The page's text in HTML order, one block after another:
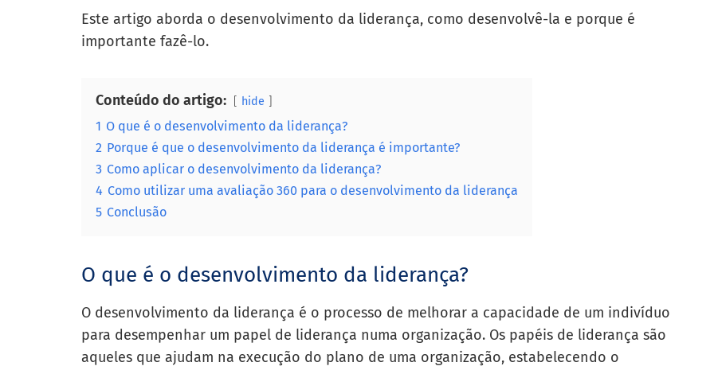
Este artigo aborda o desenvolvimento da liderança, como desenvolvê-la e porque é
importante fazê-lo.
Conteúdo do artigo: hide
1 O que é o desenvolvimento da liderança?
2 Porque é que o desenvolvimento da liderança é importante?
3 Como aplicar o desenvolvimento da liderança?
4 Como utilizar uma avaliação 360 para o desenvolvimento da liderança
5 Conclusão
O que é o desenvolvimento da liderança?
O desenvolvimento da liderança é o processo de melhorar a capacidade de um indivíduo
para desempenhar um papel de liderança numa organização. Os papéis de liderança são
aqueles que ajudam na execução do plano de uma organização, estabelecendo o